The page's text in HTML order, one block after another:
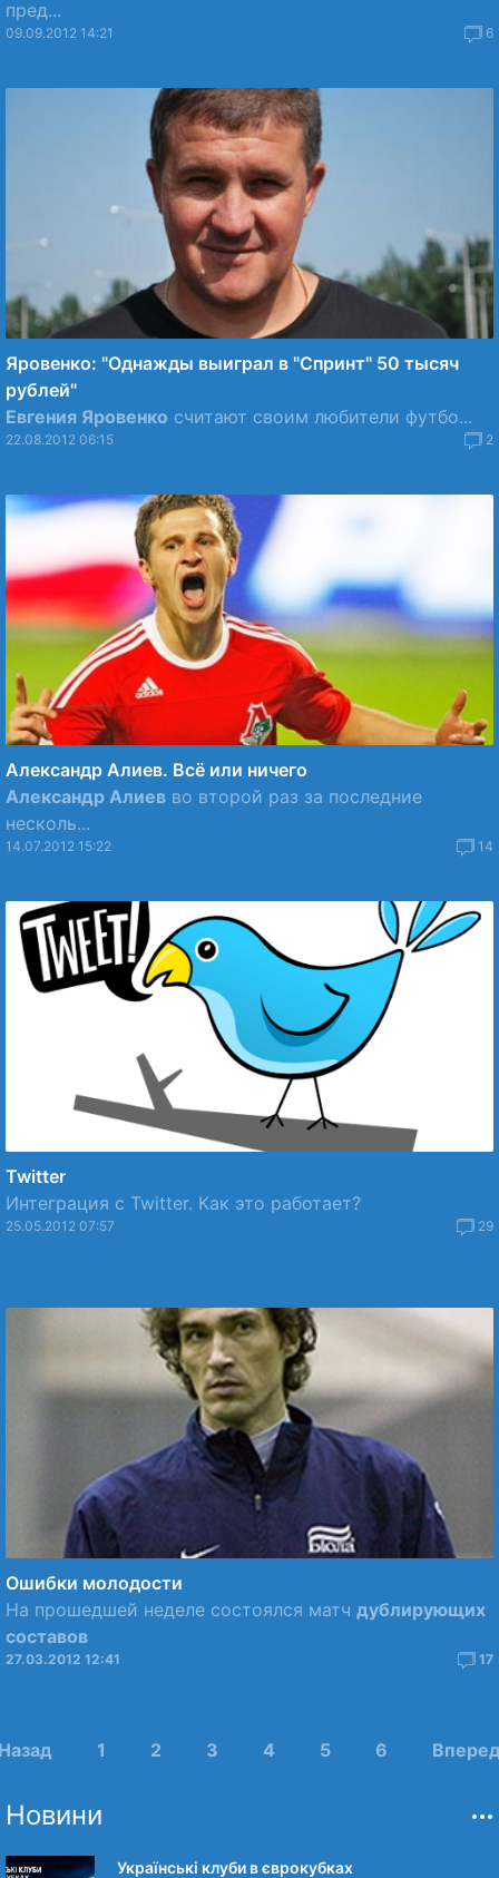
пред...
09.09.2012 14:21 6
Яровенко: "Однажды выиграл в "Спринт" 50 тысяч
рублей"
Евгения Яровенко считают своим любители футбо...
22.08.2012 06:15 2
Александр Алиев. Всё или ничего
Александр Алиев во второй раз за последние
несколь...
14.07.2012 15:22 14
Twitter
Интеграция с Twitter. Как это работает?
25.05.2012 07:57 29
Ошибки молодости
На прошедшей неделе состоялся матч дублирующих
составов
27.03.2012 12:41 17
1 2 3 4 5 6
Новини
Українські клуби в єврокубках